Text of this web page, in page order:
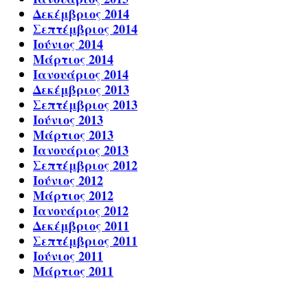
Δεκέμβριος 2014
Σεπτέμβριος 2014
Ιούνιος 2014
Μάρτιος 2014
Ιανουάριος 2014
Δεκέμβριος 2013
Σεπτέμβριος 2013
Ιούνιος 2013
Μάρτιος 2013
Ιανουάριος 2013
Σεπτέμβριος 2012
Ιούνιος 2012
Μάρτιος 2012
Ιανουάριος 2012
Δεκέμβριος 2011
Σεπτέμβριος 2011
Ιούνιος 2011
Μάρτιος 2011